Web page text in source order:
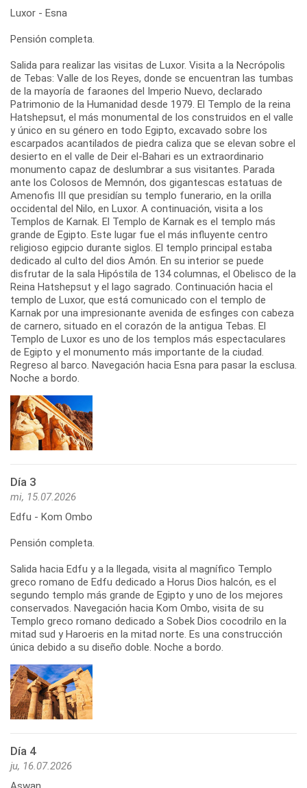
Luxor - Esna
Pensión completa.
Salida para realizar las visitas de Luxor. Visita a la Necrópolis
de Tebas: Valle de los Reyes, donde se encuentran las tumbas
de la mayoría de faraones del Imperio Nuevo, declarado
Patrimonio de la Humanidad desde 1979. El Templo de la reina
Hatshepsut, el más monumental de los construidos en el valle
y único en su género en todo Egipto, excavado sobre los
escarpados acantilados de piedra caliza que se elevan sobre el
desierto en el valle de Deir el-Bahari es un extraordinario
monumento capaz de deslumbrar a sus visitantes. Parada
ante los Colosos de Memnón, dos gigantescas estatuas de
Amenofis III que presidían su templo funerario, en la orilla
occidental del Nilo, en Luxor. A continuación, visita a los
Templos de Karnak. El Templo de Karnak es el templo más
grande de Egipto. Este lugar fue el más influyente centro
religioso egipcio durante siglos. El templo principal estaba
dedicado al culto del dios Amón. En su interior se puede
disfrutar de la sala Hipóstila de 134 columnas, el Obelisco de la
Reina Hatshepsut y el lago sagrado. Continuación hacia el
templo de Luxor, que está comunicado con el templo de
Karnak por una impresionante avenida de esfinges con cabeza
de carnero, situado en el corazón de la antigua Tebas. El
Templo de Luxor es uno de los templos más espectaculares
de Egipto y el monumento más importante de la ciudad.
Regreso al barco. Navegación hacia Esna para pasar la esclusa.
Noche a bordo.
Día 3
mi, 15.07.2026
Edfu - Kom Ombo
Pensión completa.
Salida hacia Edfu y a la llegada, visita al magnífico Templo
greco romano de Edfu dedicado a Horus Dios halcón, es el
segundo templo más grande de Egipto y uno de los mejores
conservados. Navegación hacia Kom Ombo, visita de su
Templo greco romano dedicado a Sobek Dios cocodrilo en la
mitad sud y Haroeris en la mitad norte. Es una construcción
única debido a su diseño doble. Noche a bordo.
Día 4
ju, 16.07.2026